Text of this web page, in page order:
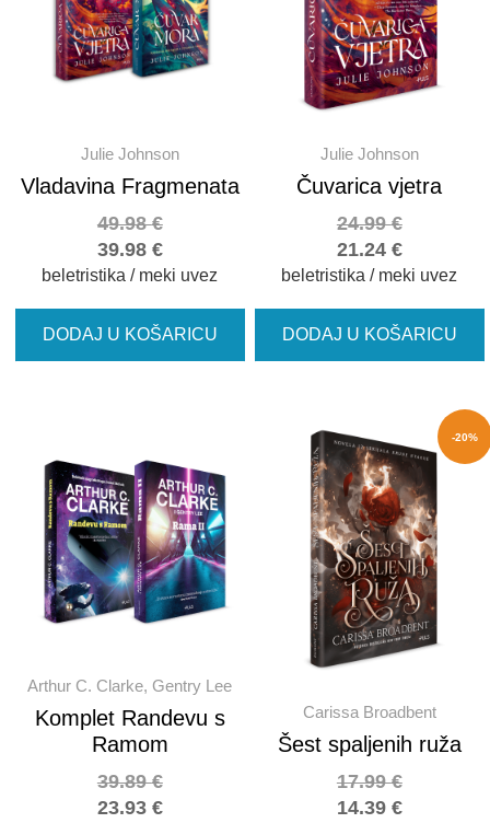
Julie Johnson
Vladavina Fragmenata
39.98 €
49.98€
beletristika / meki uvez
DODAJ U KOŠARICU
Julie Johnson
Čuvarica vjetra
21.24 €
24.99€
beletristika / meki uvez
DODAJ U KOŠARICU
Arthur C. Clarke, Gentry Lee
Komplet Randevu s
Ramom
23.93 €
39.89€
-20%
Carissa Broadbent
Šest spaljenih ruža
14.39 €
17.99€